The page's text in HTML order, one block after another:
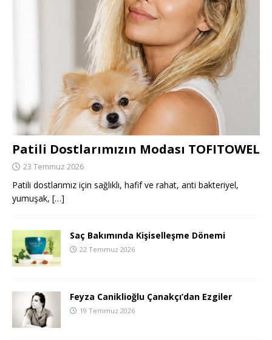
Patili Dostlarımızın Modası TOFITOWEL
23 Temmuz 2026
Patili dostlarımız için sağlıklı, hafif ve rahat, anti bakteriyel,
yumuşak, […]
Saç Bakımında Kişiselleşme Dönemi
22 Temmuz 2026
Feyza Caniklioğlu Çanakçı’dan Ezgiler
19 Temmuz 2026